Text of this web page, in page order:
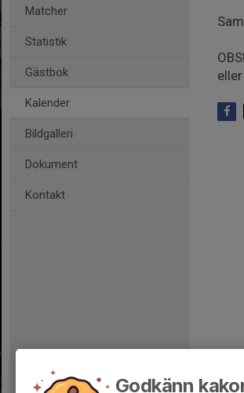
Matcher
Statistik
Gästbok
Kalender
Bildgalleri
Dokument
Kontakt
Godkänn